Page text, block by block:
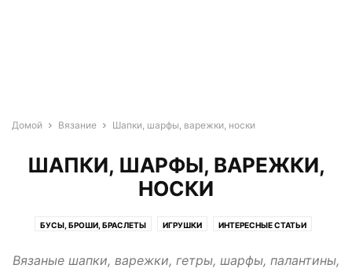
Домой Вязание Шапки, шарфы, варежки, носки
ШАПКИ, ШАРФЫ, ВАРЕЖКИ,
НОСКИ
БУСЫ, БРОШИ, БРАСЛЕТЫ ИГРУШКИ ИНТЕРЕСНЫЕ СТАТЬИ
ЧЕХЛЫ ДЛЯ МОБИЛЬНЫХ ТЕЛЕФОНОВ
Вязаные шапки, варежки, гетры, шарфы, палантины,